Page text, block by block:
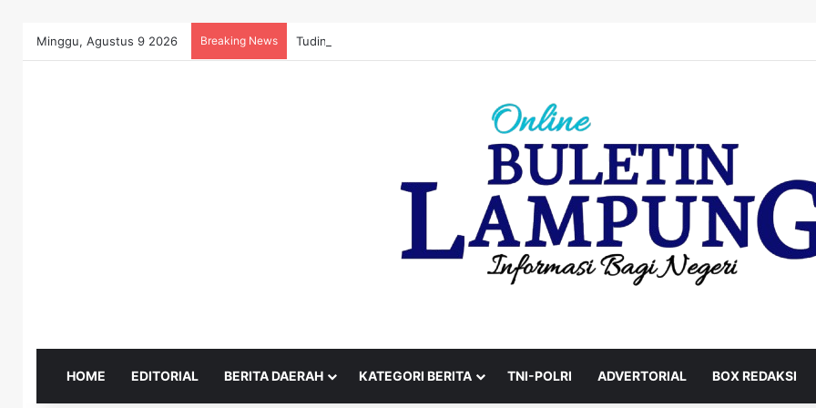
Minggu, Agustus 9 2026 Breaking News
HOME EDITORIAL BERITA DAERAH KATEGORI BERITA TNI-POLRI ADVERTORIAL BOX REDAKSI